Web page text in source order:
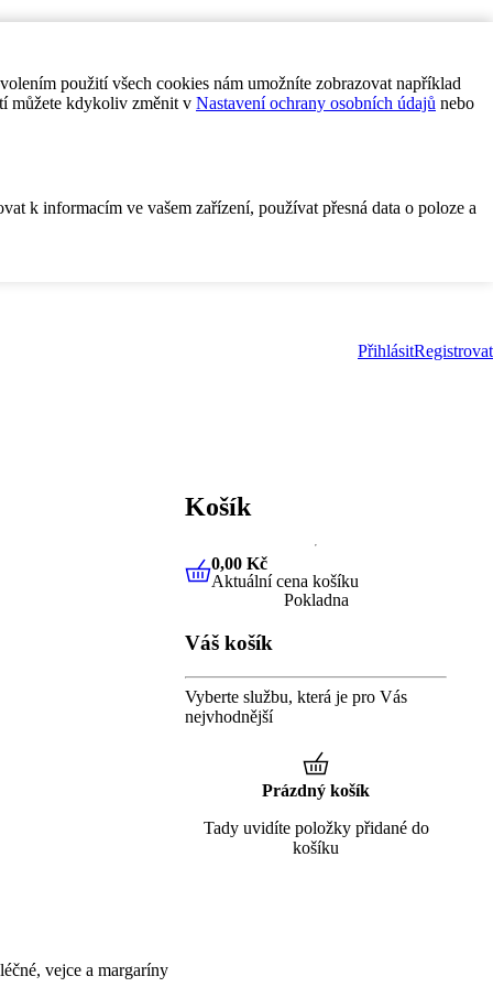
použití všech cookies nám umožníte zobrazovat například
můžete kdykoliv změnit v Nastavení ochrany osobních údajů nebo
k informacím ve vašem zařízení, používat přesná data o poloze a
PřihlásitRegistrovat
vejce a margaríny
Košík
0,00 KčAktuální cena košíku
0,00 Kč
Aktuální cena košíku
Pokladna
Váš košík
Vyberte službu, která je pro Vás
nejvhodnější
Prázdný košík
Tady uvidíte položky přidané do
košíku